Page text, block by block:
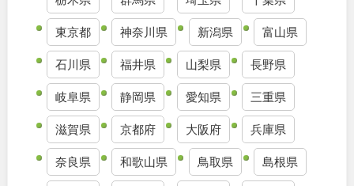
東京都 神奈川県 新潟県 富山県
石川県 福井県 山梨県 長野県
岐阜県 静岡県 愛知県 三重県
滋賀県 京都府 大阪府 兵庫県
奈良県 和歌山県 鳥取県 島根県